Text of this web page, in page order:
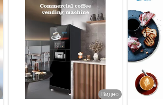
Видео